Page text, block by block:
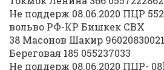
Не поддерж 08.06.2020 ПЦР
вольво РФ-КР Бишкек СВХ
38 Масонов Шакир
Береговая 185 055237033
Не поддерж 08.06.2020 ПЦР-